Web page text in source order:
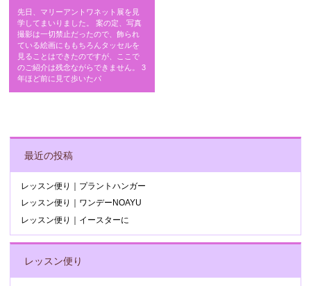
先日、マリーアントワネット展を見
学してまいりました。 案の定、写真
撮影は一切禁止だったので、飾られ
ている絵画にももちろんタッセルを
見ることはできたのですが、ここで
のご紹介は残念ながらできません。 3
年ほど前に見て歩いたパ
最近の投稿
レッスン便り｜プラントハンガー
レッスン便り｜ワンデーNOAYU
レッスン便り｜イースターに
レッスン便り